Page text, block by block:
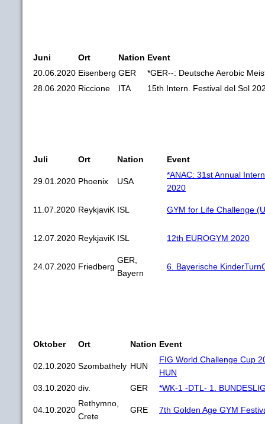
Juni Ort Nation Event
20.06.2020 Eisenberg GER
*GER--: Deutsche Aerobic
28.06.2020 Riccione ITA 15th Intern. Festival del Sol
Juli Ort Nation Event
29.01.2020 Phoenix USA
*ANAC: 31st Annual
2020
11.07.2020 ReykjaviK ISL GYM for Life Challenge
12.07.2020 ReykjaviK ISL 12th EUROGYM 2020
24.07.2020 Friedberg
GER,
Bayern
6. Bayerische
Oktober Ort Nation Event
02.10.2020 Szombathely HUN
FIG World Challenge Cup
HUN
03.10.2020 div. GER *WK-1 -DTL- 1.
04.10.2020
Rethymno,
Crete
GRE 7th Golden Age GYM